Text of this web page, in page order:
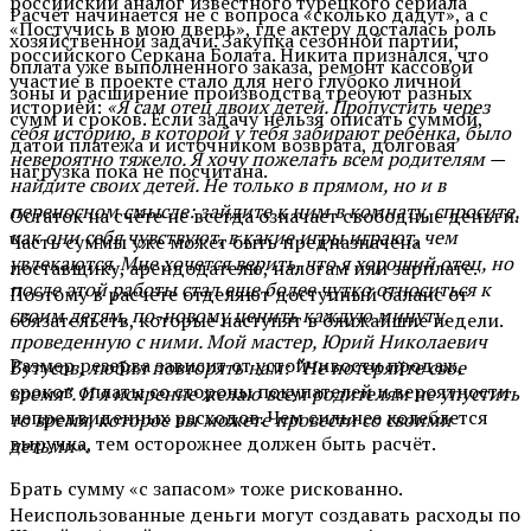
«Постучись в мою дверь», где актеру досталась роль
российского Серкана Болата. Никита признался, что
участие в проекте стало для него глубоко личной
историей:«Я сам отец двоих детей. Пропустить через
себя историю, в которой у тебя забирают ребенка, было
невероятно тяжело. Я хочу пожелать всем родителям —
найдите своих детей. Не только в прямом, но и в
переносном смысле: зайдите к ним в комнату, спросите,
как они себя чувствуют, в какие игры играют, чем
увлекаются. Мне хочется верить, что я хороший отец, но
после этой работы стал еще более чутко относиться к
своим детям, по-новому ценить каждую минуту,
проведенную с ними. Мой мастер, Юрий Николаевич
Бутусов, любил повторять нам: “Не потеряйте свое
время”. И я искренне желаю всем родителям не упустить
то время, которое вы можете провести со своими
детьми».
Расчёт начинается не с вопроса «сколько дадут», а с
хозяйственной задачи. Закупка сезонной партии,
оплата уже выполненного заказа, ремонт кассовой
зоны и расширение производства требуют разных
сумм и сроков. Если задачу нельзя описать суммой,
датой платежа и источником возврата, долговая
нагрузка пока не посчитана.
Остаток на счёте не всегда означает свободные деньги.
Часть суммы уже может быть предназначена
поставщику, арендодателю, налогам или зарплате.
Поэтому в расчёте отделяют доступный баланс от
обязательств, которые наступят в ближайшие недели.
Размер резерва зависит от устойчивости продаж,
сроков оплаты со стороны покупателей и вероятности
непредвиденных расходов. Чем сильнее колеблется
выручка, тем осторожнее должен быть расчёт.
Брать сумму «с запасом» тоже рискованно.
Неиспользованные деньги могут создавать расходы по